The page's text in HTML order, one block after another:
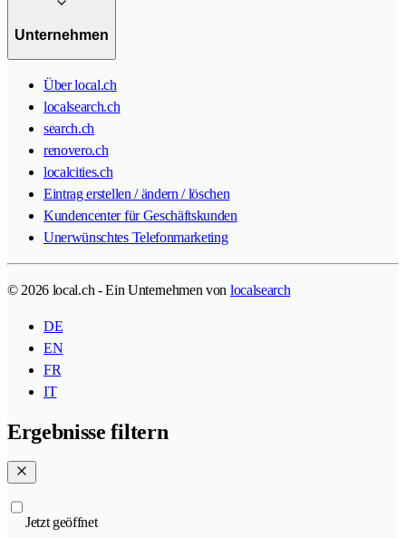
Unternehmen
Über local.ch
localsearch.ch
search.ch
renovero.ch
localcities.ch
Eintrag erstellen / ändern / löschen
Kundencenter für Geschäftskunden
Unerwünschtes Telefonmarketing
© 2026 local.ch - Ein Unternehmen von localsearch
DE
EN
FR
IT
Ergebnisse filtern
Jetzt geöffnet